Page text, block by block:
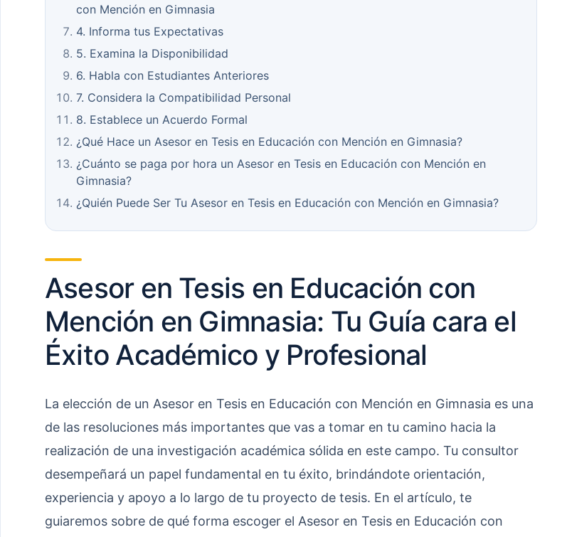
con Mención en Gimnasia
4. Informa tus Expectativas
5. Examina la Disponibilidad
6. Habla con Estudiantes Anteriores
7. Considera la Compatibilidad Personal
8. Establece un Acuerdo Formal
¿Qué Hace un Asesor en Tesis en Educación con Mención en Gimnasia?
¿Cuánto se paga por hora un Asesor en Tesis en Educación con Mención en
Gimnasia?
¿Quién Puede Ser Tu Asesor en Tesis en Educación con Mención en Gimnasia?
Asesor en Tesis en Educación con
Mención en Gimnasia: Tu Guía cara el
Éxito Académico y Profesional
La elección de un Asesor en Tesis en Educación con Mención en Gimnasia es una
de las resoluciones más importantes que vas a tomar en tu camino hacia la
realización de una investigación académica sólida en este campo. Tu consultor
desempeñará un papel fundamental en tu éxito, brindándote orientación,
experiencia y apoyo a lo largo de tu proyecto de tesis. En el artículo, te
guiaremos sobre de qué forma escoger el Asesor en Tesis en Educación con